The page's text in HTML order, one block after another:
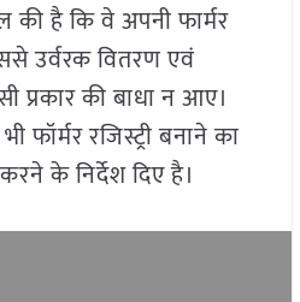
है कि वे अपनी फार्मर
उर्वरक वितरण एवं
की बाधा न आए।
फॉर्मर रजिस्ट्री बनाने का
के निर्देश दिए है।